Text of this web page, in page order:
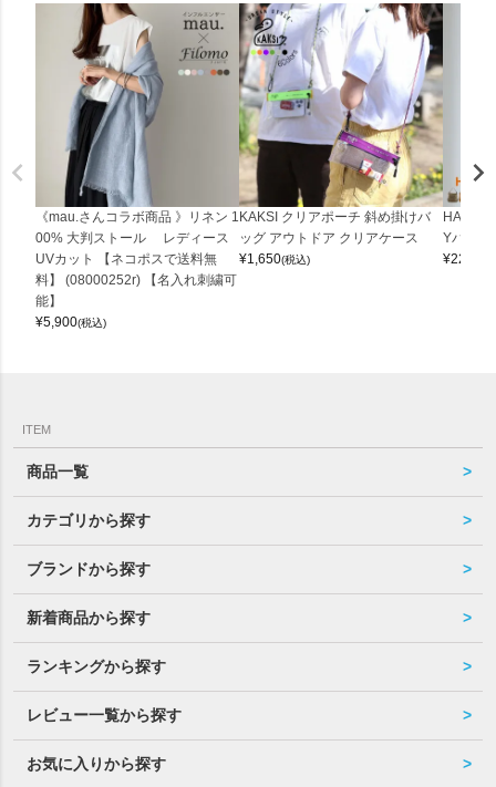
《mau.さんコラボ商品 》リネン 1
00% 大判ストール レディース
UVカット 【ネコポスで送料無
料】 (08000252r) 【名入れ刺繍可
能】
¥5,900(税込)
KAKSI クリアポーチ 斜め掛けバ
ッグ アウトドア クリアケース
¥1,650(税込)
Yバッグ
¥22,000
ITEM
商品一覧
カテゴリから探す
ブランドから探す
新着商品から探す
ランキングから探す
レビュー一覧から探す
お気に入りから探す